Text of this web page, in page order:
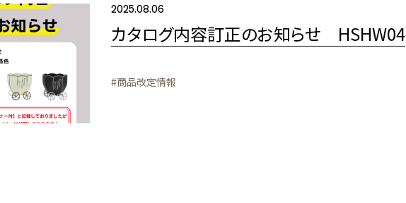
2025.08.06
カタログ内容訂正のお知らせ HSHW04
#商品改定情報